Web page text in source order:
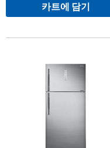
카트에 담기